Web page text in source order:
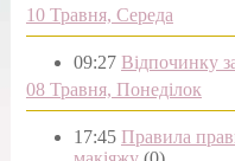
10 Травня, Середа
09:27 Відпочинку
08 Травня, Понеділок
17:45 Правила